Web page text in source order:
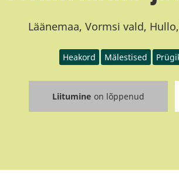
Läänemaa, Vormsi vald,
Heakord Mälestised
Liitumine on lõppenud